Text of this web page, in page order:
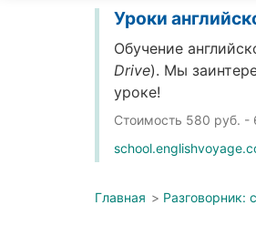
Уроки
Обучение
Drive). Мы
уроке!
Стоимость 580 руб. -
Главная > Разговорник: